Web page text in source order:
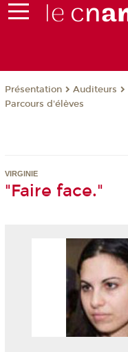
Présentation Auditeurs
Parcours d'élèves
VIRGINIE
"Faire face."